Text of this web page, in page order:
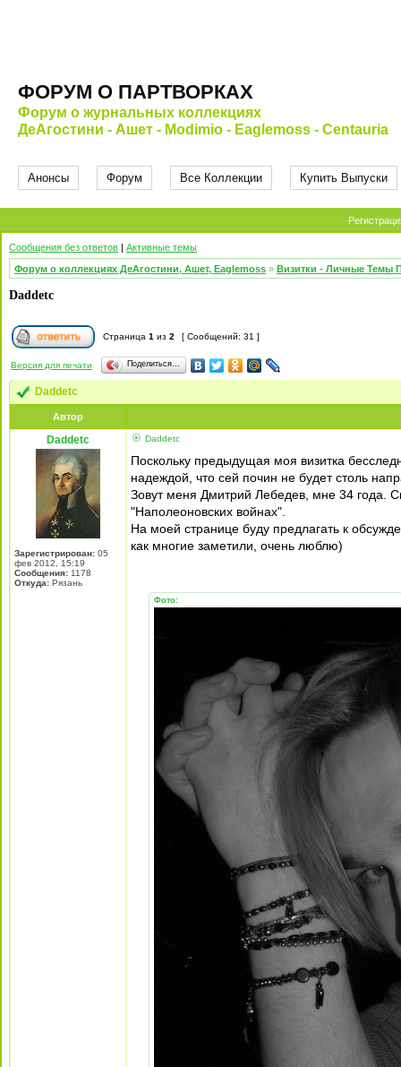
ФОРУМ О ПАРТВОРКАХ
Форум о журнальных коллекциях
ДеАгостини - Ашет - Modimio - Eaglemoss - Centauria
Анонсы Форум Все Коллекции Купить Выпуски
Сообщения без ответов | Активные темы
Форум о коллекциях ДеАгостини, Ашет, Eaglemoss » Визитки - Личные Темы
Daddetc
Страница 1 из 2 [ Сообщений: 31 ]
Версия для печати Поделиться…
Daddetc
Автор
Daddetc
Зарегистрирован: 05
фев 2012, 15:19
Сообщения: 1178
Откуда: Рязань
Daddetc
Поскольку предыдущая моя визитка
надеждой, что сей почин не будет столь
Зовут меня Дмитрий Лебедев, мне 34 года.
"Наполеоновских войнах".
На моей странице буду предлагать к
как многие заметили, очень люблю)
Фото: